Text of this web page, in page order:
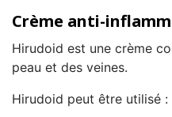
Crème anti-
Hirudoid est une crème
peau et des veines.
Hirudoid peut être utilisé :